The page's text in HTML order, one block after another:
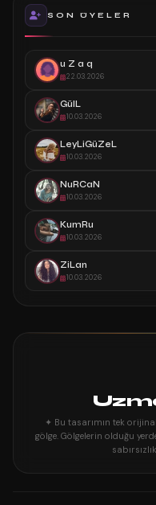
SON ÜYELER
u Z a q
22.03.2026
GülL
10.03.2026
LeyLiGüZeL
10.03.2026
NuRCaN
10.03.2026
KumRu
10.03.2026
ZiLan
10.03.2026
✦ Bu tasarımın tek
gölge. Gölgelerin olduğu